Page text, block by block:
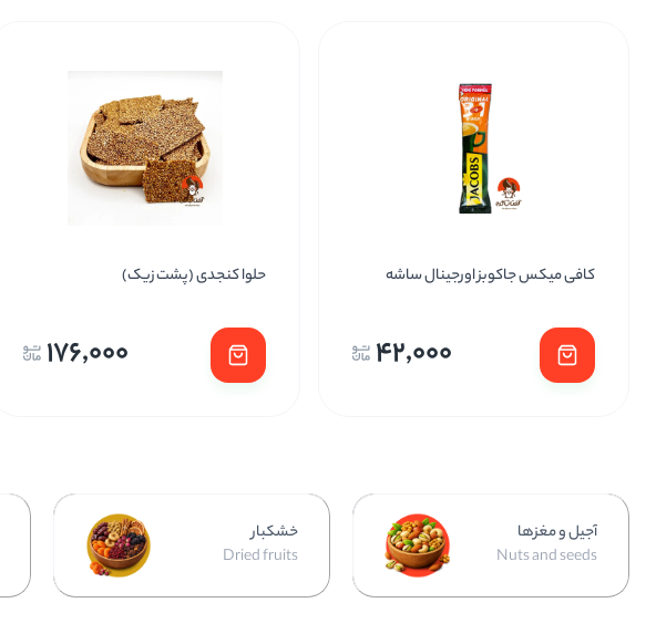
حلوا کنجدی (پشت زیک)
176,000
پسته فندقی
2,806,000
آجیل و مغزها
Nuts and seeds
خشکبار
Dried fruits